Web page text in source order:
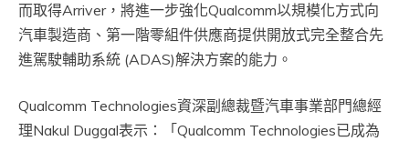
而取得Arriver，將進一步強化Qualcomm以規模化方式向
汽車製造商、第一階零組件供應商提供開放式完全整合先
進駕駛輔助系統 (ADAS)解決方案的能力。
Qualcomm Technologies資深副總裁暨汽車事業部門總經
理Nakul Duggal表示：「Qualcomm Technologies已成為